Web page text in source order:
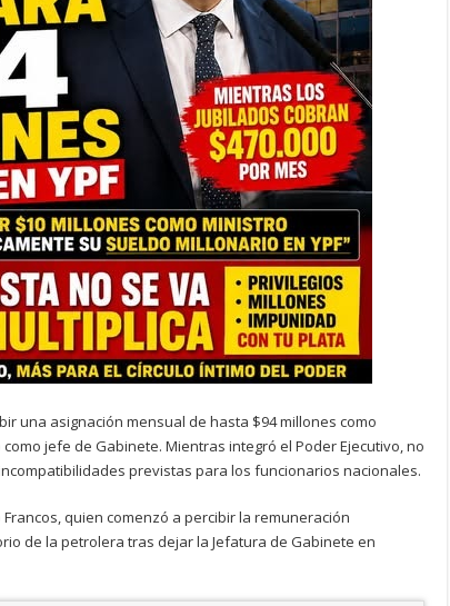
una asignación mensual de hasta $94 millones como
jefe de Gabinete. Mientras integró el Poder Ejecutivo, no
previstas para los funcionarios nacionales.
quien comenzó a percibir la remuneración
de la petrolera tras dejar la Jefatura de Gabinete en